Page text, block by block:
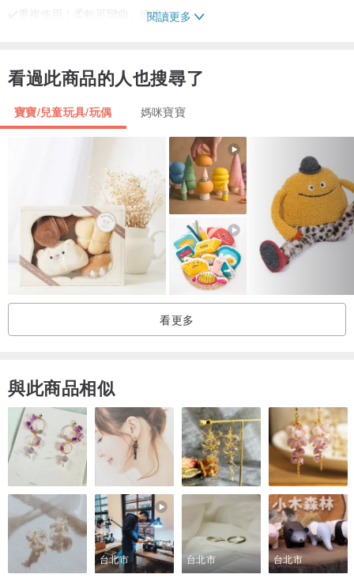
✔️重複使用｜柔軟可彎曲、連接閱讀更多
看過此商品的人也搜尋了
寶寶/兒童玩具/玩偶 媽咪寶寶
看更多
與此商品相似
台北市 台北市 台北市